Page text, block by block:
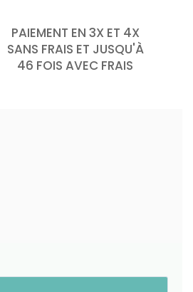
PAIEMENT EN 3X ET 4X
SANS FRAIS ET JUSQU'À
46 FOIS AVEC FRAIS